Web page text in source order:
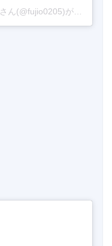
さん(@fujio0205)がシェアした投稿 -